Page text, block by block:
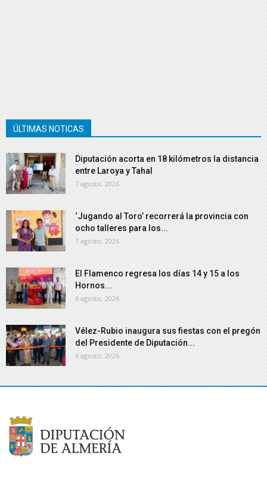
ÚLTIMAS NOTICAS
Diputación acorta en 18 kilómetros la distancia
entre Laroya y Tahal
7 agosto, 2026
‘Jugando al Toro’ recorrerá la provincia con
ocho talleres para los...
7 agosto, 2026
El Flamenco regresa los días 14 y 15 a los
Hornos...
6 agosto, 2026
Vélez-Rubio inaugura sus fiestas con el pregón
del Presidente de Diputación...
6 agosto, 2026